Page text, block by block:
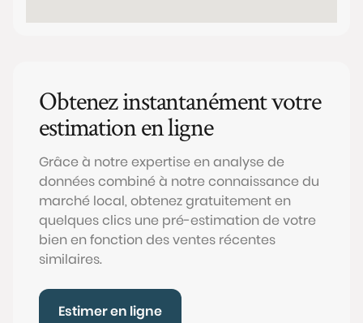
Obtenez instantanément votre
estimation en ligne
Grâce à notre expertise en analyse de
données combiné à notre connaissance du
marché local, obtenez gratuitement en
quelques clics une pré-estimation de votre
bien en fonction des ventes récentes
similaires.
Estimer en ligne